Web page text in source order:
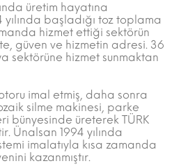
üretim hayatına
yılında başladığı toz toplama
hizmet ettiği sektörün
güven ve hizmetin adresi. 36
sektörüne hizmet sunmaktan
imal etmiş, daha sonra
silme makinesi, parke
bünyesinde üreterek TÜRK
Ünalsan 1994 yılında
imalatıyla kısa zamanda
kazanmıştır.